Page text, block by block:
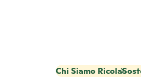
Chi Siamo Ricola